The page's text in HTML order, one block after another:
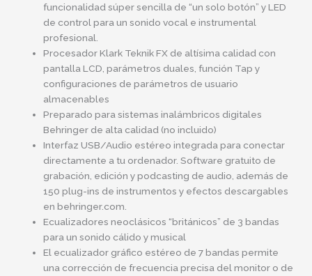
funcionalidad súper sencilla de “un solo botón” y LED
de control para un sonido vocal e instrumental
profesional.
Procesador Klark Teknik FX de altísima calidad con
pantalla LCD, parámetros duales, función Tap y
configuraciones de parámetros de usuario
almacenables
Preparado para sistemas inalámbricos digitales
Behringer de alta calidad (no incluido)
Interfaz USB/Audio estéreo integrada para conectar
directamente a tu ordenador. Software gratuito de
grabación, edición y podcasting de audio, además de
150 plug-ins de instrumentos y efectos descargables
en behringer.com.
Ecualizadores neoclásicos “británicos” de 3 bandas
para un sonido cálido y musical
El ecualizador gráfico estéreo de 7 bandas permite
una corrección de frecuencia precisa del monitor o de